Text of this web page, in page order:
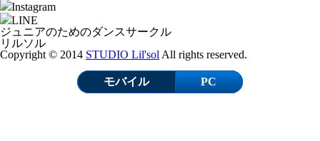
Instagram
LINE
ジュニアのためのダンスサークル
リルソル
Copyright © 2014 STUDIO Lil'sol All rights reserved.
モバイル PC